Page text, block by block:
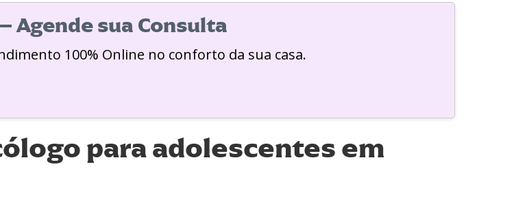
Agende sua Consulta
100% Online no conforto da sua casa.
para adolescentes em